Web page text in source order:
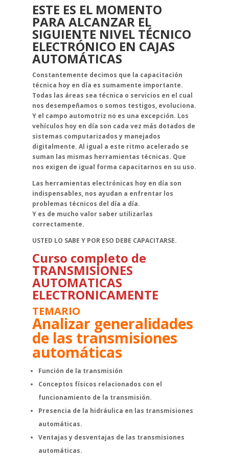
ESTE ES EL MOMENTO
PARA ALCANZAR EL
SIGUIENTE NIVEL TÉCNICO
ELECTRÓNICO EN CAJAS
AUTOMÁTICAS
Constantemente decimos que la capacitación
técnica hoy en día es sumamente importante.
Todas las áreas sea técnica o servicios en el cual
nos desempeñamos o somos testigos, evoluciona.
Y el campo automotriz no es una excepción. Los
vehículos hoy en día son cada vez más dotados de
sistemas computarizados y manejados
digitalmente. Al igual a este ritmo acelerado se
suman las mismas herramientas técnicas. Que
nos exigen de igual forma capacitarnos en su uso.
Las herramientas electrónicas hoy en día son
indispensables, nos ayudan a enfrentar los
problemas técnicos del día a día.
Y es de mucho valor saber utilizarlas
correctamente.
USTED LO SABE Y POR ESO DEBE CAPACITARSE.
Curso completo de
TRANSMISIONES
AUTOMATICAS
ELECTRONICAMENTE
TEMARIO
Analizar generalidades
de las transmisiones
automáticas
Función de la transmisión
Conceptos físicos relacionados con el
funcionamiento de la transmisión.
Presencia de la hidráulica en las transmisiones
automáticas.
Ventajas y desventajas de las transmisiones
automáticas.